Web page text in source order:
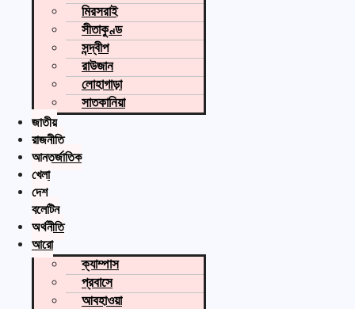
মিরসরাই
সীতাকুণ্ড
সন্দ্বীপ
রাউজান
লোহাগাড়া
সাতকানিয়া
জাতীয়
রাজনীতি
আন্তর্জাতিক
খেলা
দেশ
বুলেটিন
অর্থনীতি
আরো
ক্যাম্পাস
প্রবাসে
আবহাওয়া